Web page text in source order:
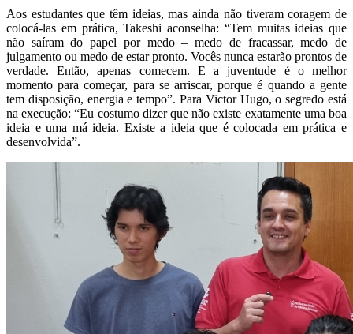
Aos estudantes que têm ideias, mas ainda não tiveram coragem de
colocá-las em prática, Takeshi aconselha: “Tem muitas ideias que
não saíram do papel por medo – medo de fracassar, medo de
julgamento ou medo de estar pronto. Vocês nunca estarão prontos de
verdade. Então, apenas comecem. E a juventude é o melhor
momento para começar, para se arriscar, porque é quando a gente
tem disposição, energia e tempo”. Para Victor Hugo, o segredo está
na execução: “Eu costumo dizer que não existe exatamente uma boa
ideia e uma má ideia. Existe a ideia que é colocada em prática e
desenvolvida”.